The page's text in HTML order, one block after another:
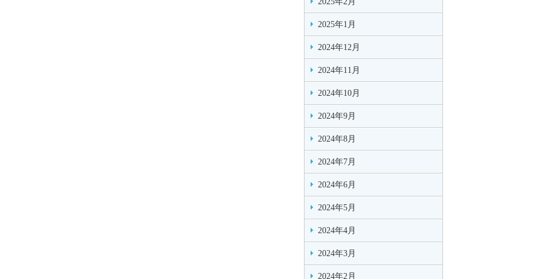
2025年1月
2024年12月
2024年11月
2024年10月
2024年9月
2024年8月
2024年7月
2024年6月
2024年5月
2024年4月
2024年3月
2024年2月